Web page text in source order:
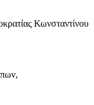
Κωνσταντίνου